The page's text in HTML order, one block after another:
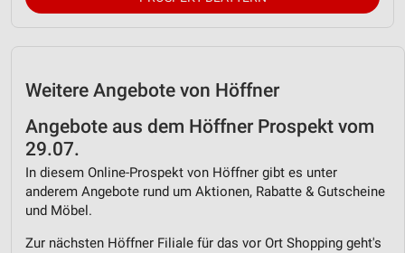
Weitere Angebote von Höffner
Angebote aus dem Höffner Prospekt vom
29.07.
In diesem Online-Prospekt von Höffner gibt es unter
anderem Angebote rund um Aktionen, Rabatte & Gutscheine
und Möbel.
Zur nächsten Höffner Filiale für das vor Ort Shopping geht's
Geräte anhand von aktiv angeforderten
Notwendig
Performance
Funktional
Werbung